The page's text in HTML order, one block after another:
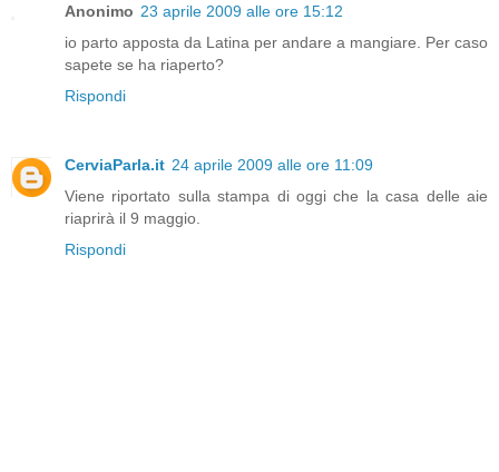
Anonimo 23 aprile 2009 alle ore 15:12
io parto apposta da Latina per andare a mangiare. Per caso
sapete se ha riaperto?
Rispondi
CerviaParla.it 24 aprile 2009 alle ore 11:09
Viene riportato sulla stampa di oggi che la casa delle aie
riaprirà il 9 maggio.
Rispondi